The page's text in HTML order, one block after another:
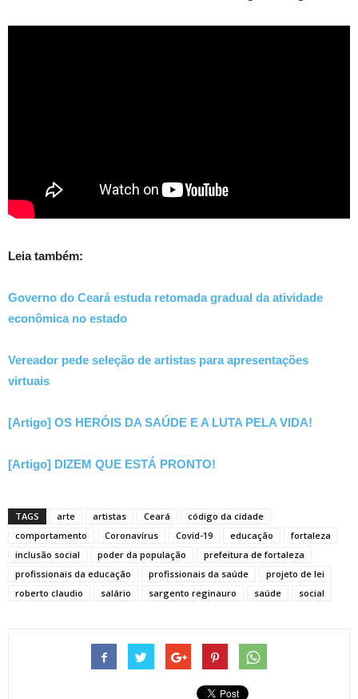
Leia também:
Governo do Ceará estuda retomada gradual da atividade
econômica no estado
Vereador pede seleção de artistas para apresentações
virtuais
[Artigo] OS HERÓIS DA SAÚDE E A LUTA PELA VIDA!
[Artigo] DIZEM QUE ESTÁ PRONTO!
TAGS arte artistas Ceará
código da cidade
comportamento
Coronavírus Covid-19 educação
fortaleza
inclusão social
poder da população
prefeitura de fortaleza
profissionais da educação
profissionais da saúde
projeto de lei
roberto claudio
salário sargento reginauro saúde social